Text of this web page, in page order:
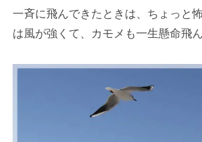
一斉に飛んできたときは、ちょっと
は風が強くて、カモメも一生懸命飛ん